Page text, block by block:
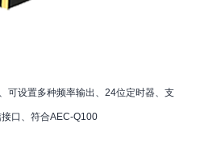
可设置多种频率输出、24位定时器、支
口、符合AEC-Q100